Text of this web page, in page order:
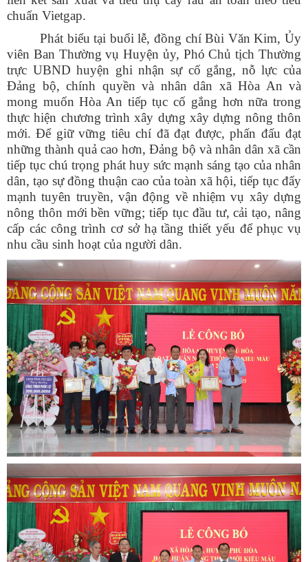
chuẩn Vietgap.
Phát biểu tại buổi lễ, đồng chí Bùi Văn Kim, Ủy
viên Ban Thường vụ Huyện ủy, Phó Chủ tịch Thường
trực UBND huyện ghi nhận sự cố gắng, nỗ lực của
Đảng bộ, chính quyền và nhân dân xã Hòa An và
mong muốn Hòa An tiếp tục cố gắng hơn nữa trong
thực hiện chương trình xây dựng xây dựng nông thôn
mới. Để giữ vững tiêu chí đã đạt được, phấn đấu đạt
những thành quả cao hơn, Đảng bộ và nhân dân xã cần
tiếp tục chú trọng phát huy sức mạnh sáng tạo của nhân
dân, tạo sự đồng thuận cao của toàn xã hội, tiếp tục đẩy
mạnh tuyên truyền, vận động về nhiệm vụ xây dựng
nông thôn mới bền vững; tiếp tục đầu tư, cải tạo, nâng
cấp các công trình cơ sở hạ tầng thiết yếu để phục vụ
nhu cầu sinh hoạt của người dân.